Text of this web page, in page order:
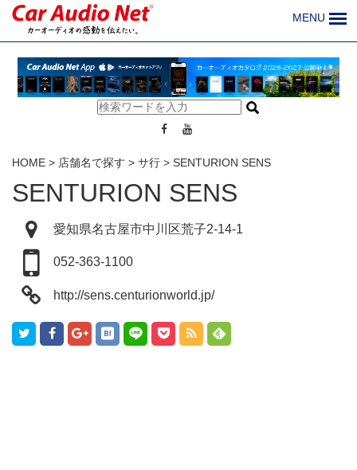
MENU
HOME > 店舗名で探す > サ行 > SENTURION SENS
SENTURION SENS
愛知県名古屋市中川区荒子2-14-1
052-363-1100
http://sens.centurionworld.jp/